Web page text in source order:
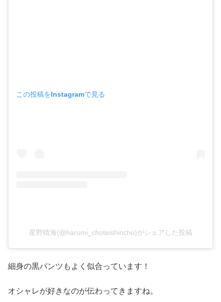
この投稿をInstagramで見る
星野晴海(@harumi_choteishincho)がシェアした投稿
細身の黒パンツもよく似合っています！
オシャレが好きなのが伝わってきますね。